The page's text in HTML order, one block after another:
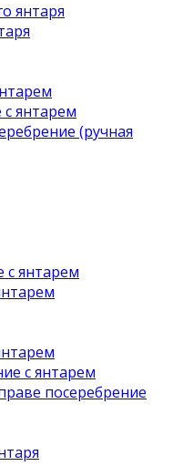
янтаря
янтарем
(ручная
с янтарем
с янтарем
посеребрение